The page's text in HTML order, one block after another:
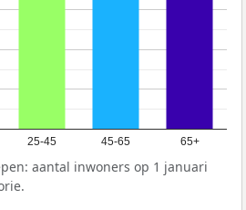
25-45 45-65 65+
aantal inwoners op 1 januari